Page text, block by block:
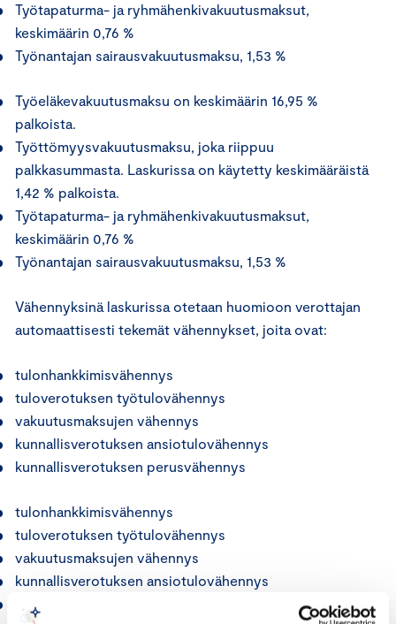
Työtapaturma- ja ryhmähenkivakuutusmaksut,
keskimäärin 0,76 %
Työnantajan sairausvakuutusmaksu, 1,53 %
Työeläkevakuutusmaksu on keskimäärin 16,95 %
palkoista.
Työttömyysvakuutusmaksu, joka riippuu
palkkasummasta. Laskurissa on käytetty keskimääräistä
1,42 % palkoista.
Työtapaturma- ja ryhmähenkivakuutusmaksut,
keskimäärin 0,76 %
Työnantajan sairausvakuutusmaksu, 1,53 %
Vähennyksinä laskurissa otetaan huomioon verottajan
automaattisesti tekemät vähennykset, joita ovat:
tulonhankkimisvähennys
tuloverotuksen työtulovähennys
vakuutusmaksujen vähennys
kunnallisverotuksen ansiotulovähennys
kunnallisverotuksen perusvähennys
tulonhankkimisvähennys
tuloverotuksen työtulovähennys
vakuutusmaksujen vähennys
kunnallisverotuksen ansiotulovähennys
kunnallisverotuksen perusvähennys